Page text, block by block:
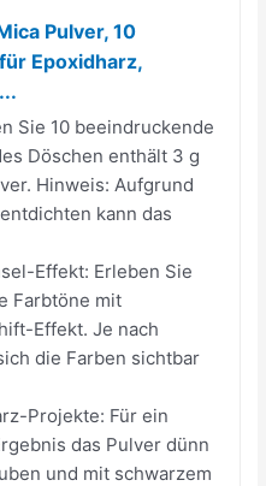
Pulver, 10
Epoxidharz,
Sie 10 beeindruckende
Döschen enthält 3 g
Hinweis: Aufgrund
kann das
Effekt: Erleben Sie
Farbtöne mit
Effekt. Je nach
die Farben sichtbar
Projekte: Für ein
das Pulver dünn
und mit schwarzem